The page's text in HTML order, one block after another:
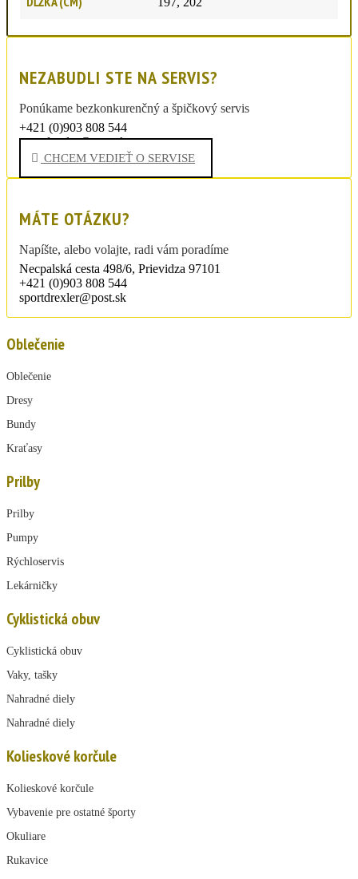
NEZABUDLI STE NA SERVIS?
Ponúkame bezkonkurenčný a špičkový servis
+421 (0)903 808 544
sportdrexler@post.sk
CHCEM VEDIEŤ O SERVISE
MÁTE OTÁZKU?
Napíšte, alebo volajte, radi vám poradíme
Necpalská cesta 498/6, Prievidza 97101
+421 (0)903 808 544
sportdrexler@post.sk
Oblečenie
Oblečenie
Dresy
Bundy
Kraťasy
Prilby
Prilby
Pumpy
Rýchloservis
Lekárničky
Cyklistická obuv
Cyklistická obuv
Vaky, tašky
Nahradné diely
Nahradné diely
Kolieskové korčule
Kolieskové korčule
Vybavenie pre ostatné športy
Okuliare
Rukavice